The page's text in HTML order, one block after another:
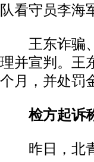
队看守员李海
王东诈骗、
理并宣判。王
个月，并处罚
检方起诉称
昨日，北青